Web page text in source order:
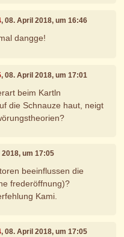
, 08. April 2018, um 16:46
dangge!
, 08. April 2018, um 17:01
beim Kartln
die Schnauze haut, neigt
2018, um 17:05
beeinflussen die
frederöffnung)?
Kami.
, 08. April 2018, um 17:05